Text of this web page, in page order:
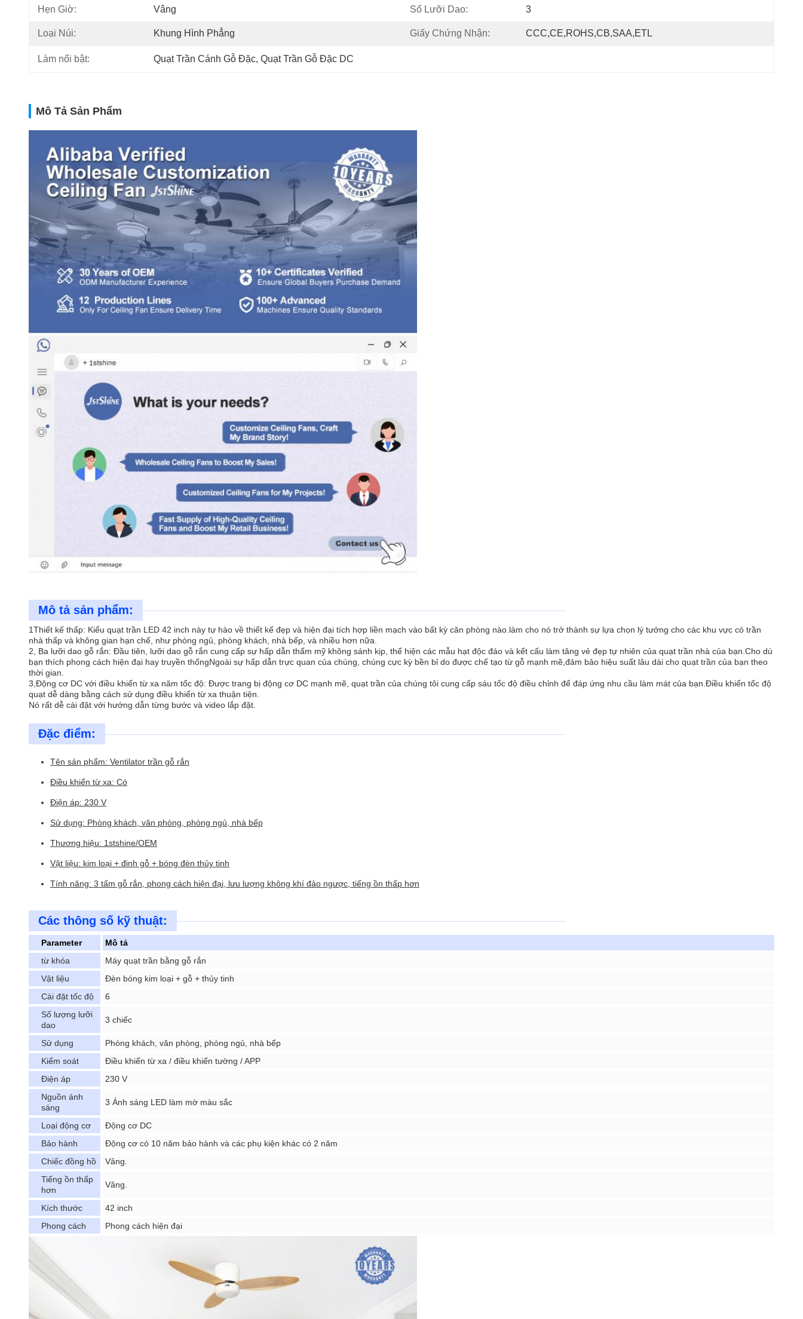
Hẹn Giờ: Vâng Số Lưỡi Dao: 3
Loại Núi: Khung Hình Phẳng Giấy Chứng Nhận: CCC,CE,ROHS,CB,SAA,ETL
Làm nổi bật: Quạt Trần Cánh Gỗ Đặc, Quạt Trần Gỗ Đặc DC
Mô Tả Sản Phẩm
Mô tả sản phẩm:
1Thiết kế thấp: Kiểu quạt trần LED 42 inch này tự hào về thiết kế đẹp và hiện đại tích hợp liền mạch vào bất kỳ căn phòng nào.làm cho nó trở thành sự lựa chọn lý tưởng cho các khu vực có trần
nhà thấp và không gian hạn chế, như phòng ngủ, phòng khách, nhà bếp, và nhiều hơn nữa.
2, Ba lưỡi dao gỗ rắn: Đầu tiên, lưỡi dao gỗ rắn cung cấp sự hấp dẫn thẩm mỹ không sánh kịp, thể hiện các mẫu hạt độc đáo và kết cấu làm tăng vẻ đẹp tự nhiên của quạt trần nhà của bạn.Cho dù
bạn thích phong cách hiện đại hay truyền thốngNgoài sự hấp dẫn trực quan của chúng, chúng cực kỳ bền bỉ do được chế tạo từ gỗ mạnh mẽ,đảm bảo hiệu suất lâu dài cho quạt trần của bạn theo
thời gian.
3,Động cơ DC với điều khiển từ xa năm tốc độ: Được trang bị động cơ DC mạnh mẽ, quạt trần của chúng tôi cung cấp sáu tốc độ điều chỉnh để đáp ứng nhu cầu làm mát của bạn.Điều khiển tốc độ
quạt dễ dàng bằng cách sử dụng điều khiển từ xa thuận tiện.
Nó rất dễ cài đặt với hướng dẫn từng bước và video lắp đặt.
Đặc điểm:
Tên sản phẩm: Ventilator trần gỗ rắn
Điều khiển từ xa: Có
Điện áp: 230 V
Sử dụng: Phòng khách, văn phòng, phòng ngủ, nhà bếp
Thương hiệu: 1stshine/OEM
Vật liệu: kim loại + đinh gỗ + bóng đèn thủy tinh
Tính năng: 3 tấm gỗ rắn, phong cách hiện đại, lưu lượng không khí đảo ngược, tiếng ồn thấp hơn
Các thông số kỹ thuật:
Parameter
Mô tả
từ khóa
Máy quạt trần bằng gỗ rắn
Vật liệu
Đèn bóng kim loại + gỗ + thủy tinh
Cài đặt tốc độ
6
Số lượng lưỡi
dao
3 chiếc
Sử dụng
Phòng khách, văn phòng, phòng ngủ, nhà bếp
Kiểm soát
Điều khiển từ xa / điều khiển tường / APP
Điện áp
230 V
Nguồn ánh
sáng
3 Ánh sáng LED làm mờ màu sắc
Loại động cơ
Động cơ DC
Bảo hành
Động cơ có 10 năm bảo hành và các phụ kiện khác có 2 năm
Chiếc đồng hồ
Vâng.
Tiếng ồn thấp
hơn
Vâng.
Kích thước
42 inch
Phong cách
Phong cách hiện đại